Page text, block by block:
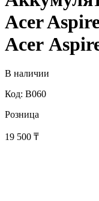
Acer
Acer
В наличии
Код: B060
Розница
19 500 ₸